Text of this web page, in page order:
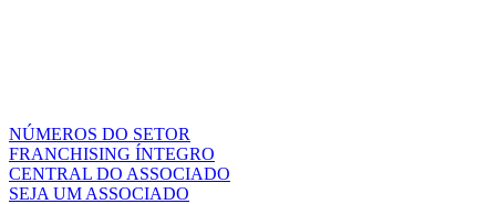
NÚMEROS DO SETOR
FRANCHISING ÍNTEGRO
CENTRAL DO ASSOCIADO
SEJA UM ASSOCIADO